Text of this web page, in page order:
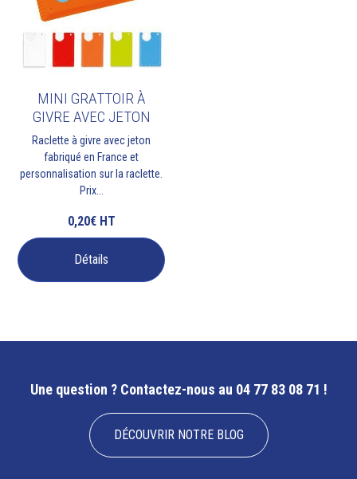
MINI GRATTOIR À
GIVRE AVEC JETON
Raclette à givre avec jeton
fabriqué en France et
personnalisation sur la raclette.
Prix...
0,20€ HT
Détails
Une question ? Contactez-nous au 04 77 83 08 71 !
DÉCOUVRIR NOTRE BLOG